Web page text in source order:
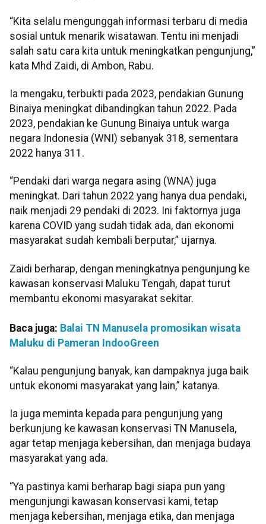
“Kita selalu mengunggah informasi terbaru di media
sosial untuk menarik wisatawan. Tentu ini menjadi
salah satu cara kita untuk meningkatkan pengunjung,”
kata Mhd Zaidi, di Ambon, Rabu.
Ia mengaku, terbukti pada 2023, pendakian Gunung
Binaiya meningkat dibandingkan tahun 2022. Pada
2023, pendakian ke Gunung Binaiya untuk warga
negara Indonesia (WNI) sebanyak 318, sementara
2022 hanya 311.
“Pendaki dari warga negara asing (WNA) juga
meningkat. Dari tahun 2022 yang hanya dua pendaki,
naik menjadi 29 pendaki di 2023. Ini faktornya juga
karena COVID yang sudah tidak ada, dan ekonomi
masyarakat sudah kembali berputar,” ujarnya.
Zaidi berharap, dengan meningkatnya pengunjung ke
kawasan konservasi Maluku Tengah, dapat turut
membantu ekonomi masyarakat sekitar.
Baca juga: Balai TN Manusela promosikan wisata
Maluku di Pameran IndooGreen
“Kalau pengunjung banyak, kan dampaknya juga baik
untuk ekonomi masyarakat yang lain,” katanya.
Ia juga meminta kepada para pengunjung yang
berkunjung ke kawasan konservasi TN Manusela,
agar tetap menjaga kebersihan, dan menjaga budaya
masyarakat yang ada.
“Ya pastinya kami berharap bagi siapa pun yang
mengunjungi kawasan konservasi kami, tetap
menjaga kebersihan, menjaga etika, dan menjaga